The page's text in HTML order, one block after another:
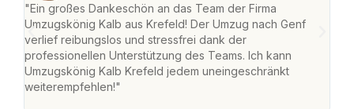
"Ein großes Dankeschön an das Team der Firma
Umzugskönig Kalb aus Krefeld! Der Umzug nach Genf
verlief reibungslos und stressfrei dank der
professionellen Unterstützung des Teams. Ich kann
Umzugskönig Kalb Krefeld jedem uneingeschränkt
weiterempfehlen!"